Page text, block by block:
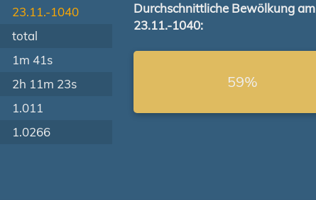
23.11.-1040
total
1m 41s
2h 11m 23s
1.011
1.0266
Durchschnittliche Bewölkung am
23.11.-1040:
59%